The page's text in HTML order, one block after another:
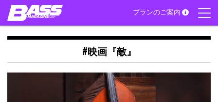
Skip
content
プランのご案内
#映画『敵』